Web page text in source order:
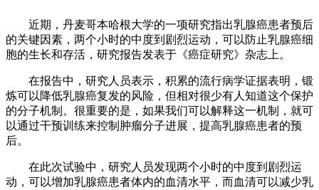
近期，丹麦哥本哈根大学的一项研究指出乳腺癌患者预后
的关键因素，两个小时的中度到剧烈运动，可以防止乳腺癌细
胞的生长和存活，研究报告发表于《癌症研究》杂志上。
在报告中，研究人员表示，积累的流行病学证据表明，锻
炼可以降低乳腺癌复发的风险，但相对很少有人知道这个保护
的分子机制。很重要的是，如果我们可以解释这一机制，就可
以通过干预训练来控制肿瘤分子进展，提高乳腺癌患者的预
后。
在此次试验中，研究人员发现两个小时的中度到剧烈运
动，可以增加乳腺癌患者体内的血清水平，而血清可以减少乳